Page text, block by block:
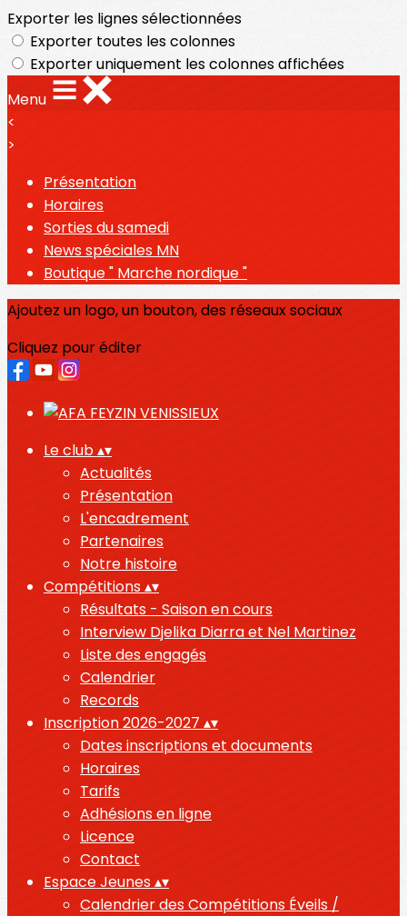
Exporter les lignes sélectionnées
Exporter toutes les colonnes
Exporter uniquement les colonnes affichées
Menu
<
>
Présentation
Horaires
Sorties du samedi
News spéciales MN
Boutique " Marche nordique "
Ajoutez un logo, un bouton, des réseaux sociaux
Cliquez pour éditer
Le club▴▾
Actualités
Présentation
L'encadrement
Partenaires
Notre histoire
Compétitions▴▾
Résultats - Saison en cours
Interview Djelika Diarra et Nel Martinez
Liste des engagés
Calendrier
Records
Inscription 2026-2027 ▴▾
Dates inscriptions et documents
Horaires
Tarifs
Adhésions en ligne
Licence
Contact
Espace Jeunes▴▾
Calendrier des Compétitions Éveils /